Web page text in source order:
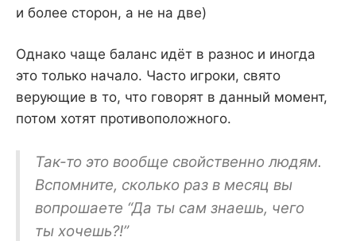
и более сторон, а не на две)
Однако чаще баланс идёт в разнос и иногда
это только начало. Часто игроки, свято
верующие в то, что говорят в данный момент,
потом хотят противоположного.
Так-то это вообще свойственно людям.
Вспомните, сколько раз в месяц вы
вопрошаете “Да ты сам знаешь, чего
ты хочешь?!”